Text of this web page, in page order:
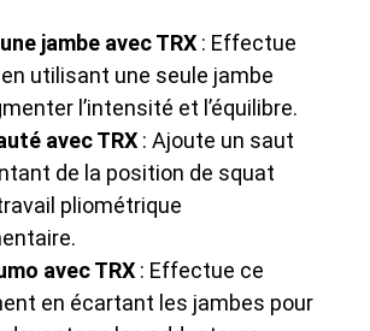
jambe avec TRX : Effectue
utilisant une seule jambe
l’intensité et l’équilibre.
avec TRX : Ajoute un saut
de la position de squat
pliométrique
avec TRX : Effectue ce
en écartant les jambes pour